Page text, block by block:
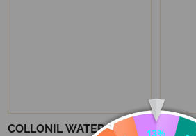
COLLONIL WATERSTOP